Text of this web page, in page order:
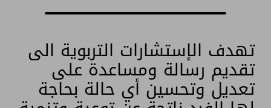
تهدف الإستشارات التربوية الى
تقديم رسالة ومساعدة على
تعديل وتحسين أي حالة بحاجة